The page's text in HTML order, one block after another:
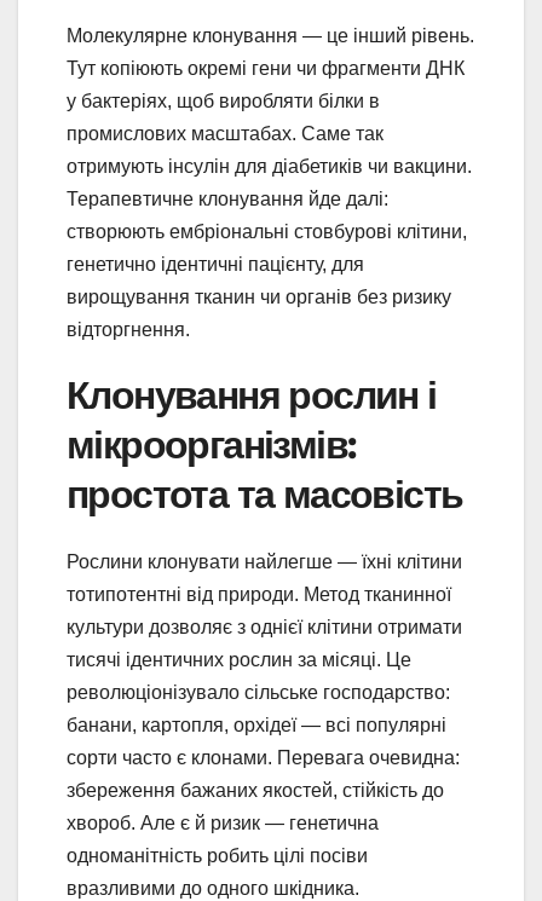
Молекулярне клонування — це інший рівень.
Тут копіюють окремі гени чи фрагменти ДНК
у бактеріях, щоб виробляти білки в
промислових масштабах. Саме так
отримують інсулін для діабетиків чи вакцини.
Терапевтичне клонування йде далі:
створюють ембріональні стовбурові клітини,
генетично ідентичні пацієнту, для
вирощування тканин чи органів без ризику
відторгнення.
Клонування рослин і
мікроорганізмів:
простота та масовість
Рослини клонувати найлегше — їхні клітини
тотипотентні від природи. Метод тканинної
культури дозволяє з однієї клітини отримати
тисячі ідентичних рослин за місяці. Це
революціонізувало сільське господарство:
банани, картопля, орхідеї — всі популярні
сорти часто є клонами. Перевага очевидна:
збереження бажаних якостей, стійкість до
хвороб. Але є й ризик — генетична
одноманітність робить цілі посіви
вразливими до одного шкідника.